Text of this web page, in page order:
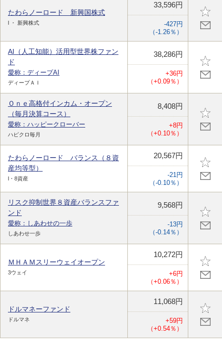
たわらノーロード 新興国株式
l ・ 新興株式
33,596円
-427円
（-1.26％）
AI（人工知能）活用型世界株ファン
ド
愛称：ディープAI
ディープＡＩ
38,286円
+36円
（+0.09％）
Ｏｎｅ高格付インカム・オープン
（毎月決算コース）
愛称：ハッピークローバー
ハピクロ毎月
8,408円
+8円
（+0.10％）
たわらノーロード バランス（８資
産均等型）
l・8資産
20,567円
-21円
（-0.10％）
リスク抑制世界８資産バランスファ
ンド
愛称：しあわせの一歩
しあわせ一歩
9,568円
-13円
（-0.14％）
ＭＨＡＭスリーウェイオープン
3ウェイ
10,272円
+6円
（+0.06％）
ドルマネーファンド
ドルマネ
11,068円
+59円
（+0.54％）